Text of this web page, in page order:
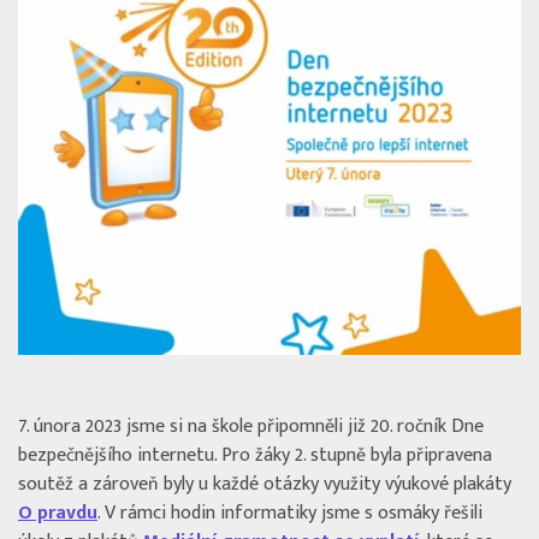
7. února 2023 jsme si na škole připomněli již 20. ročník Dne
bezpečnějšího internetu. Pro žáky 2. stupně byla připravena
soutěž a zároveň byly u každé otázky využity výukové plakáty
O pravdu. V rámci hodin informatiky jsme s osmáky řešili